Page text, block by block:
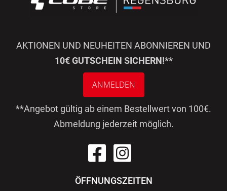
AKTIONEN UND NEUHEITEN ABONNIEREN UND
10€ GUTSCHEIN SICHERN!**
ANMELDEN
**Angebot gültig ab einem Bestellwert von 100€.
Abmeldung jederzeit möglich.
ÖFFNUNGSZEITEN